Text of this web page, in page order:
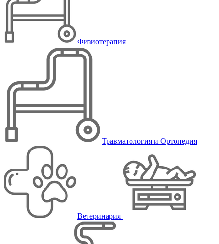
Физиотерапия
Травматология и Ортопедия
Ветеринария